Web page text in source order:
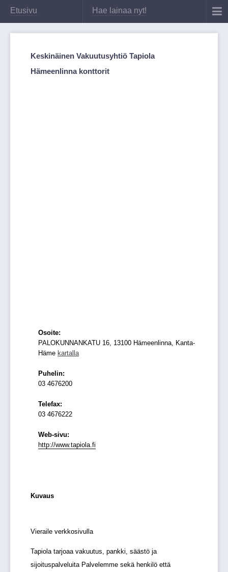
Etusivu Hae lainaa nyt!
Keskinäinen Vakuutusyhtiö Tapiola
Hämeenlinna konttorit
Osoite:
PALOKUNNANKATU 16, 13100 Hämeenlinna, Kanta-
Häme kartalla
Puhelin:
03 4676200
Telefax:
03 4676222
Web-sivu:
http://www.tapiola.fi
Kuvaus
Vieraile verkkosivulla
Tapiola tarjoaa vakuutus, pankki, säästö ja
sijoituspalveluita Palvelemme sekä henkilö että